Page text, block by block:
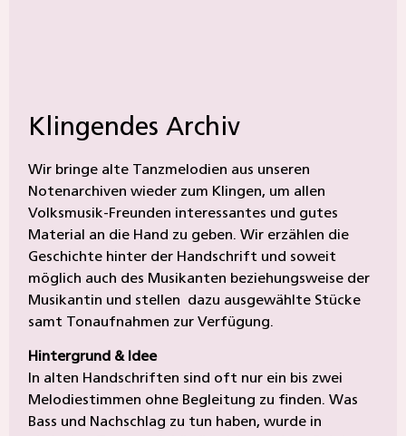
Klingendes Archiv
Wir bringe alte Tanzmelodien aus unseren
Notenarchiven wieder zum Klingen, um allen
Volksmusik-Freunden interessantes und gutes
Material an die Hand zu geben. Wir erzählen die
Geschichte hinter der Handschrift und soweit
möglich auch des Musikanten beziehungsweise der
Musikantin und stellen dazu ausgewählte Stücke
samt Tonaufnahmen zur Verfügung.
Hintergrund & Idee
In alten Handschriften sind oft nur ein bis zwei
Melodiestimmen ohne Begleitung zu finden. Was
Bass und Nachschlag zu tun haben, wurde in